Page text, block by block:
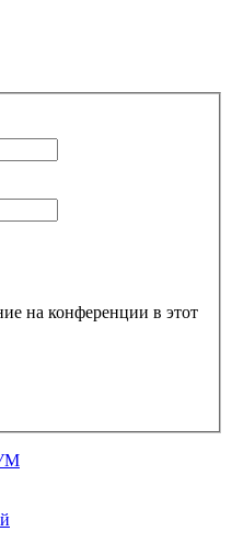
на конференции в этот